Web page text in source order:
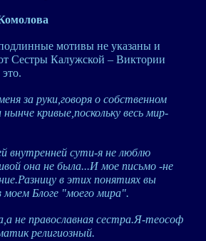
мотивы не указаны и
Сестры Калужской – Виктории
за руки,говоря о собственном
кривые,поскольку весь мир-
внутренней сути-я не люблю
она не была...И мое письмо -не
в этих понятиях вы
Блоге "моего мира".
не православная сестра.Я-теософ
религиозный.